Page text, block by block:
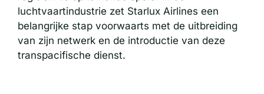
luchtvaartindustrie zet Starlux Airlines een
belangrijke stap voorwaarts met de uitbreiding
van zijn netwerk en de introductie van deze
transpacifische dienst.